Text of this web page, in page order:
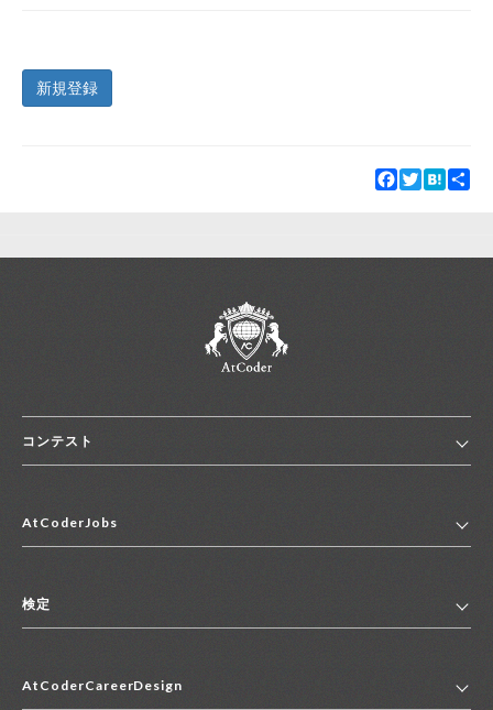
新規登録
Facebook
TwitterHatena
コンテスト
コンテスト一覧
便利リンク集
AtCoderJobs
2027年新卒採用求人一覧
中途採用求人一覧
検定
マイページ
AtCoderCareerDesign